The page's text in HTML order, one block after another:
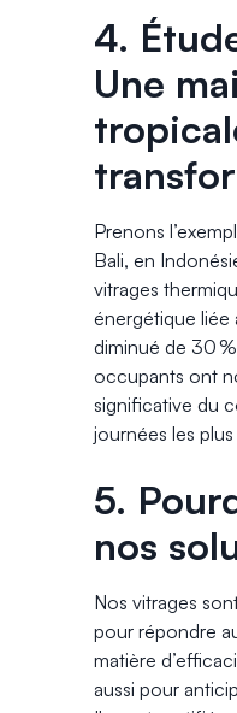
4.
Une
Prenons
Bali, en
vitrages
énergétique liée
diminué de 30
occupants ont
significative du
journées les
5.
nos
Nos vitrages
pour répondre
matière
aussi pour